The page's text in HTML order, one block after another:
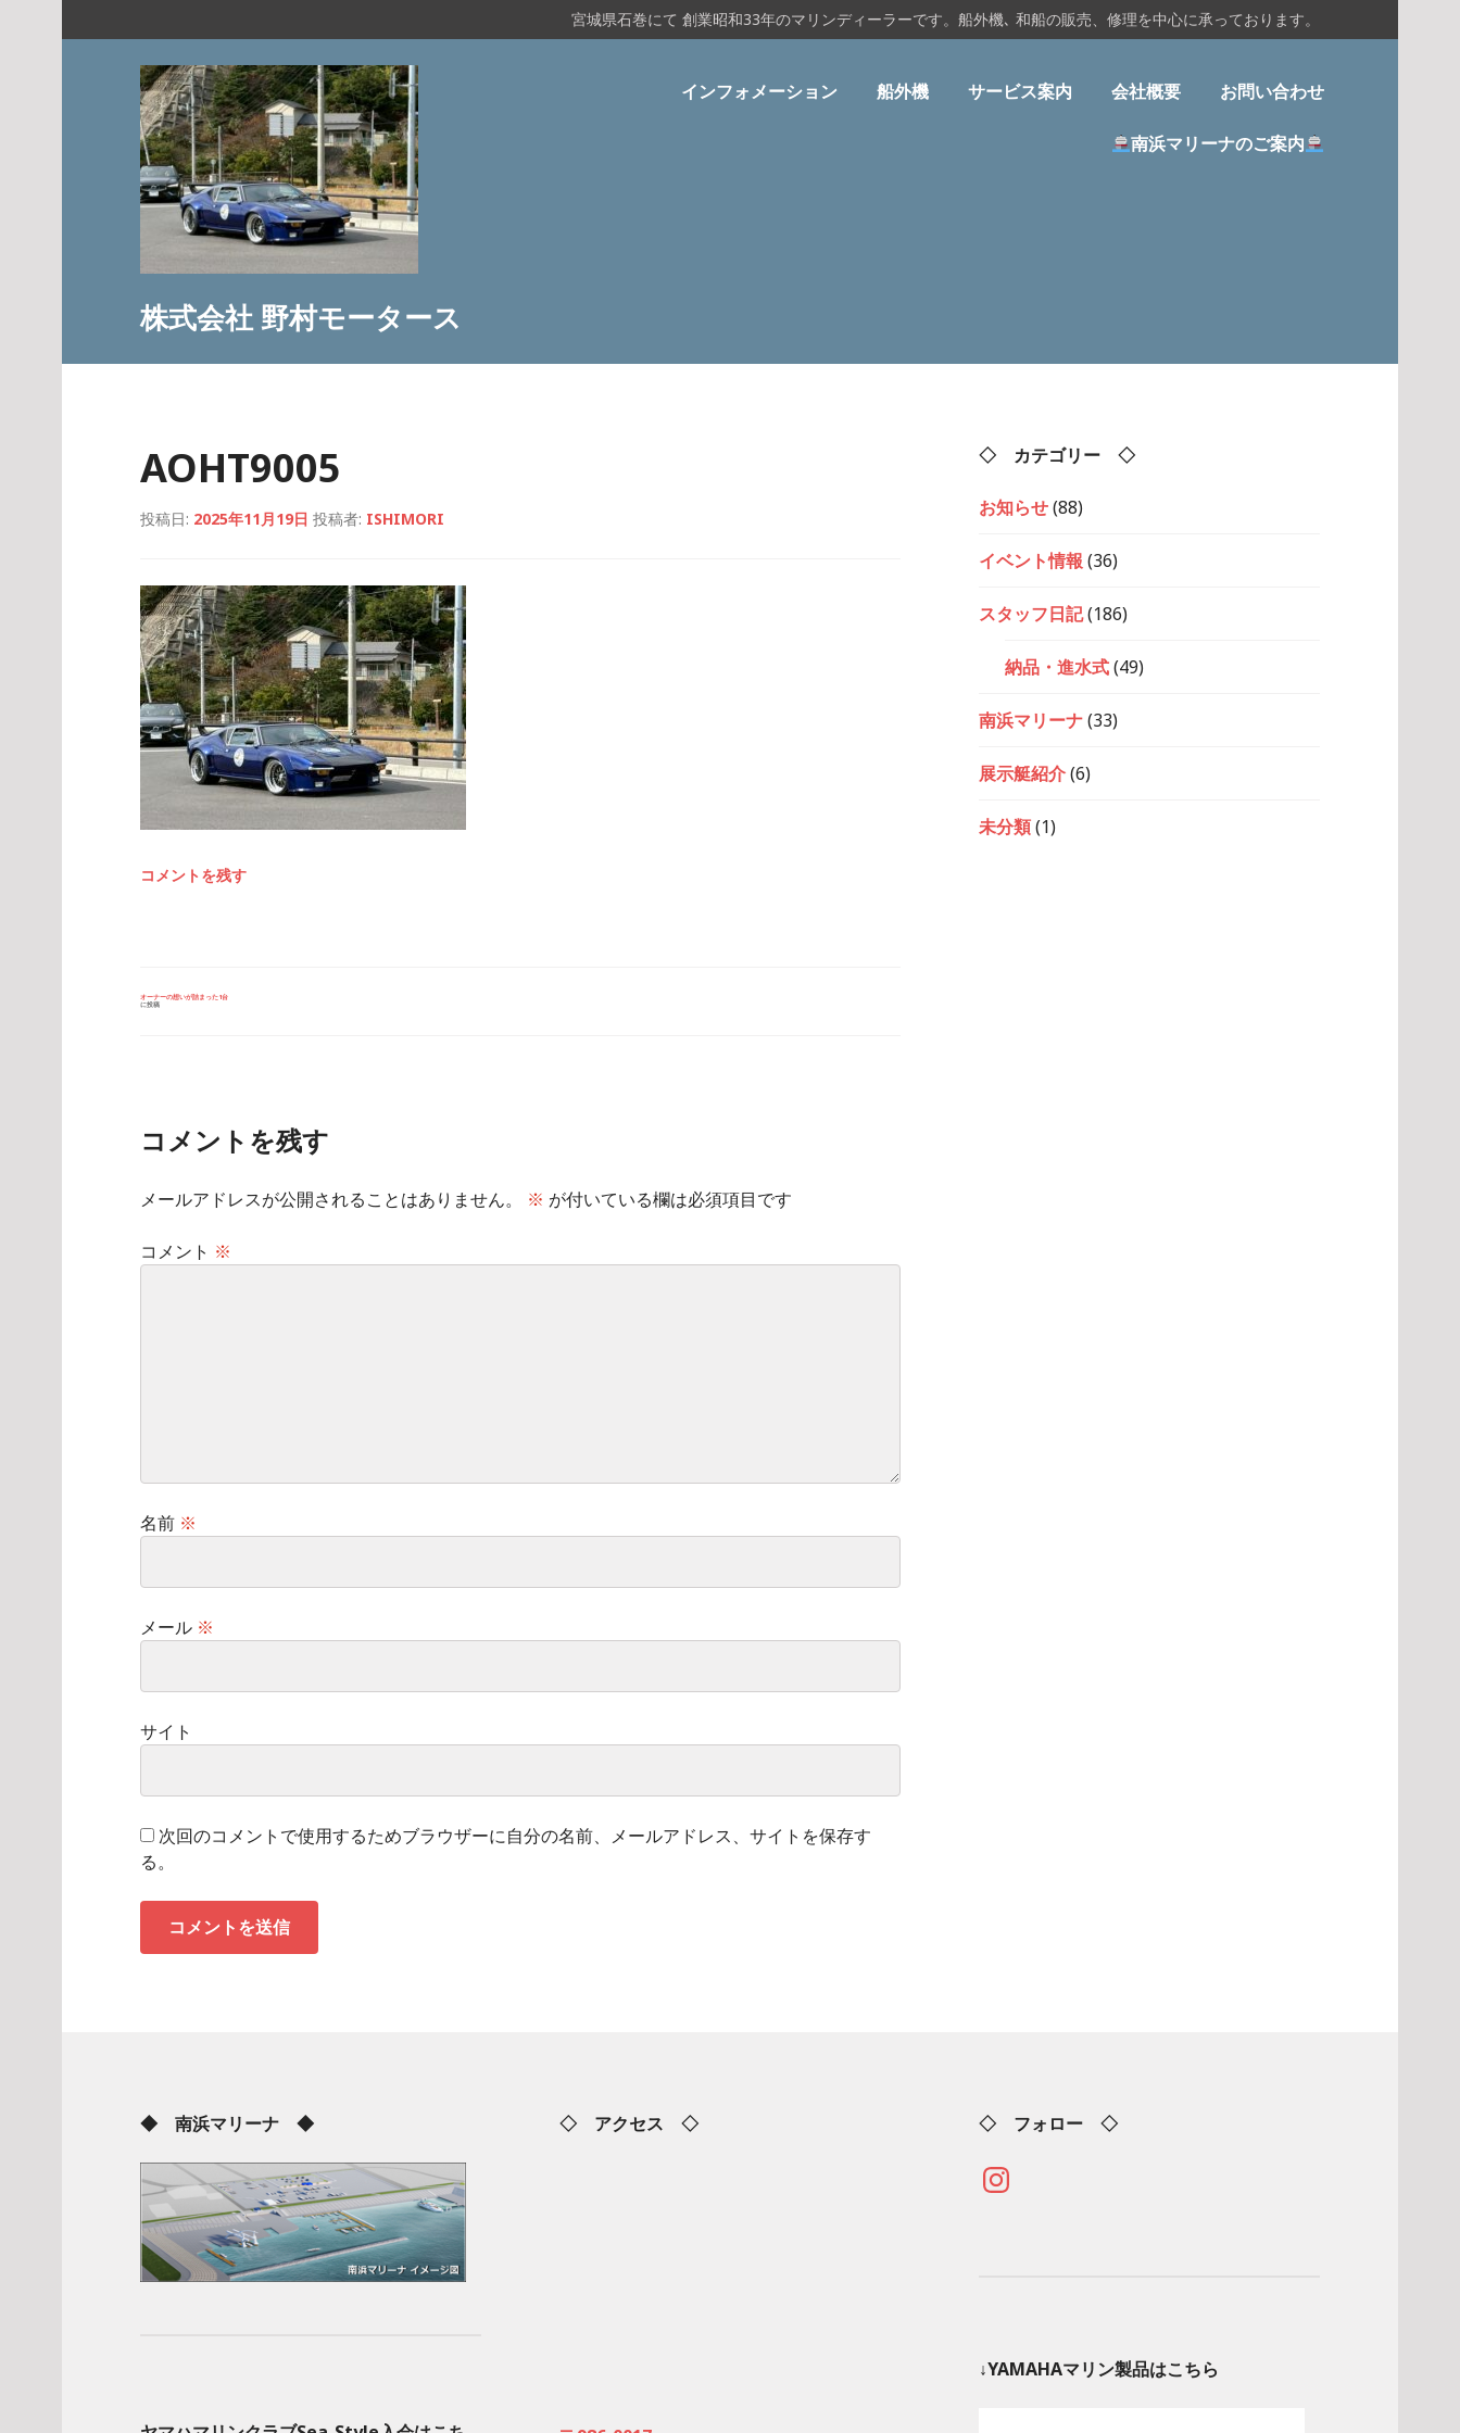
ン
宮城県石巻にて 創業昭和33年のマリンディーラーです。船外機､ 和船の販売、修理を中心に承っております。
株式会社 野村モータース
インフォメーション 船外機 サービス案内 会社概要 お問い合わせ
南浜マリーナのご案内
AOHT9005
投稿日: 2025年11月19日 投稿者: ISHIMORI
コメントを残す
投
オーナーの想いが詰まった1台
に投稿
コメントを残す
メールアドレスが公開されることはありません。 ※ が付いている欄は必須項目です
コメント ※
名前 ※
メール ※
サイト
次回のコメントで使用するためブラウザーに自分の名前、メールアドレス、サイトを保存す
る。
◇ カテゴリー ◇
お知らせ(88)
イベント情報 (36)
スタッフ日記(186)
納品・進水式(49)
南浜マリーナ(33)
展示艇紹介(6)
未分類(1)
◆ 南浜マリーナ ◆ ◇ アクセス ◇
◇ フォロー ◇
Instagram
↓YAMAHAマリン製品はこちら